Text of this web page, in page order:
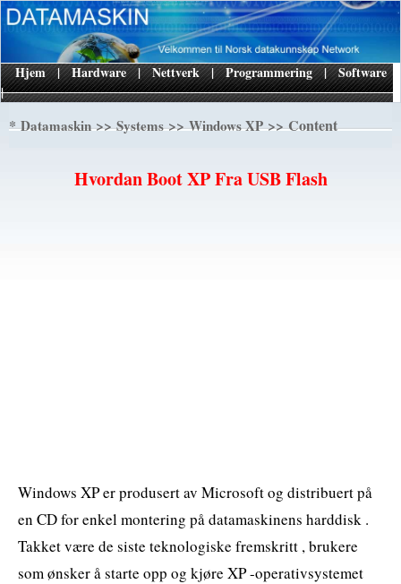
|
Hjem | Hardware | Nettverk | Programmering | Software
*Datamaskin>>Systems>>Windows XP>> Content
Hvordan Boot XP Fra USB Flash
Windows XP er produsert av Microsoft og distribuert på
en CD for enkel montering på datamaskinens harddisk .
Takket være de siste teknologiske fremskritt , brukere
som ønsker å starte opp og kjøre XP -operativsystemet